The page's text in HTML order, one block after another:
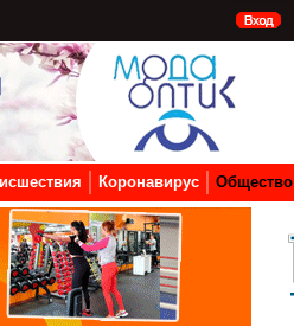
Коронавирус Общество